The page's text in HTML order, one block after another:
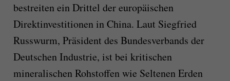
bestreiten ein Drittel der europäischen
Direktinvestitionen in China. Laut Siegfried
Russwurm, Präsident des Bundesverbands der
Deutschen Industrie, ist bei kritischen
mineralischen Rohstoffen wie Seltenen Erden